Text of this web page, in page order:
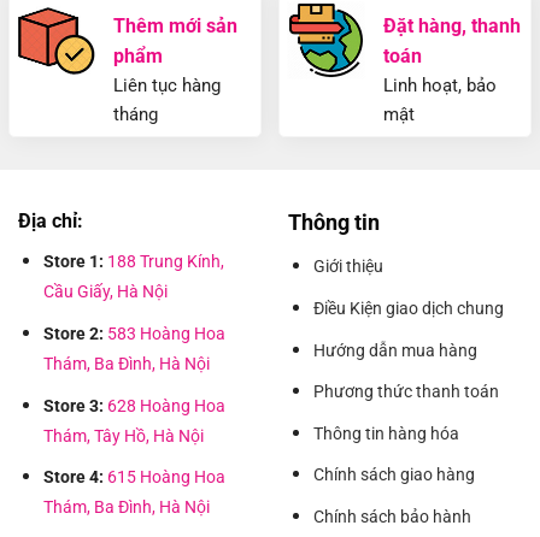
Thêm mới sản
phẩm
Liên tục hàng
tháng
Đặt hàng, thanh
toán
Linh hoạt, bảo
mật
Địa chỉ:
Store 1: 188 Trung Kính,
Cầu Giấy, Hà Nội
Store 2: 583 Hoàng Hoa
Thám, Ba Đình, Hà Nội
Store 3: 628 Hoàng Hoa
Thám, Tây Hồ, Hà Nội
Store 4: 615 Hoàng Hoa
Thám, Ba Đình, Hà Nội
Thông tin
Giới thiệu
Điều Kiện giao dịch chung
Hướng dẫn mua hàng
Phương thức thanh toán
Thông tin hàng hóa
Chính sách giao hàng
Chính sách bảo hành